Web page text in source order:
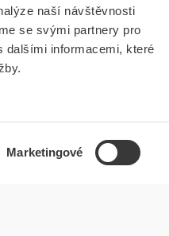
naší návštěvnosti
se svými partnery pro
dalšími informacemi, které
Marketingové